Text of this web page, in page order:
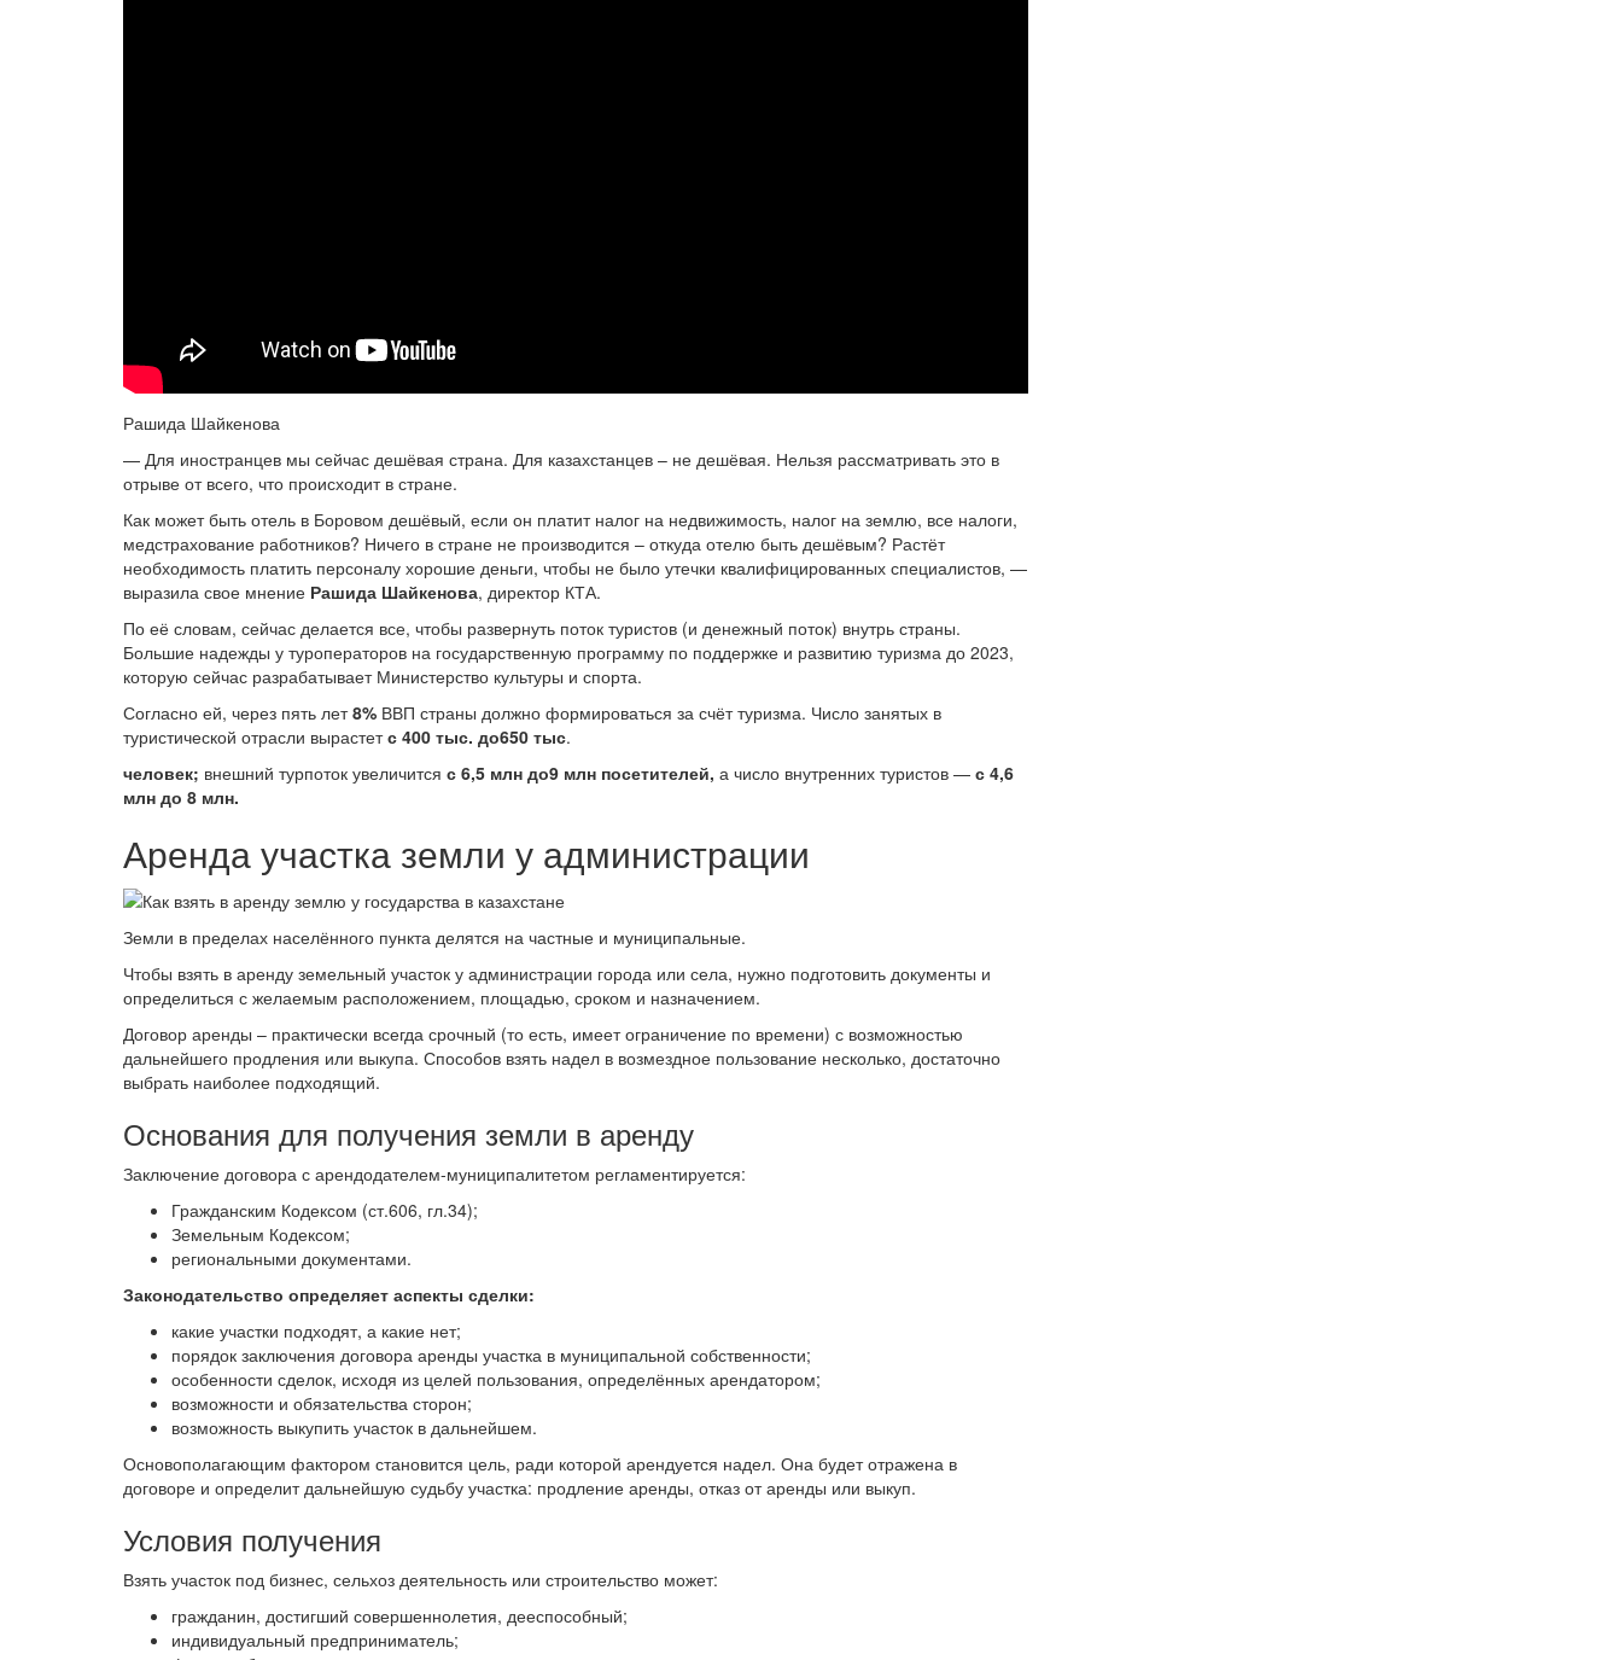
Рашида Шайкенова
— Для иностранцев мы сейчас дешёвая страна. Для казахстанцев – не дешёвая. Нельзя рассматривать это в
отрыве от всего, что происходит в стране.
Как может быть отель в Боровом дешёвый, если он платит налог на недвижимость, налог на землю, все налоги,
медстрахование работников? Ничего в стране не производится – откуда отелю быть дешёвым? Растёт
необходимость платить персоналу хорошие деньги, чтобы не было утечки квалифицированных специалистов, —
выразила свое мнение Рашида Шайкенова, директор КТА.
По её словам, сейчас делается все, чтобы развернуть поток туристов (и денежный поток) внутрь страны.
Большие надежды у туроператоров на государственную программу по поддержке и развитию туризма до 2023,
которую сейчас разрабатывает Министерство культуры и спорта.
Согласно ей, через пять лет8% ВВП страны должно формироваться за счёт туризма. Число занятых в
туристической отрасли вырастетс 400 тыс. до650 тыс.
человек; внешний турпоток увеличится с 6,5 млн до9 млн посетителей, а число внутренних туристов — с 4,6
млн до 8 млн.
Аренда участка земли у администрации
Земли в пределах населённого пункта делятся на частные и муниципальные.
Чтобы взять в аренду земельный участок у администрации города или села, нужно подготовить документы и
определиться с желаемым расположением, площадью, сроком и назначением.
Договор аренды – практически всегда срочный (то есть, имеет ограничение по времени) с возможностью
дальнейшего продления или выкупа. Способов взять надел в возмездное пользование несколько, достаточно
выбрать наиболее подходящий.
Основания для получения земли в аренду
Заключение договора с арендодателем-муниципалитетом регламентируется:
Гражданским Кодексом (ст.606, гл.34);
Земельным Кодексом;
региональными документами.
Законодательство определяет аспекты сделки:
какие участки подходят, а какие нет;
порядок заключения договора аренды участка в муниципальной собственности;
особенности сделок, исходя из целей пользования, определённых арендатором;
возможности и обязательства сторон;
возможность выкупить участок в дальнейшем.
Основополагающим фактором становится цель, ради которой арендуется надел. Она будет отражена в
договоре и определит дальнейшую судьбу участка: продление аренды, отказ от аренды или выкуп.
Условия получения
Взять участок под бизнес, сельхоз деятельность или строительство может:
гражданин, достигший совершеннолетия, дееспособный;
индивидуальный предприниматель;